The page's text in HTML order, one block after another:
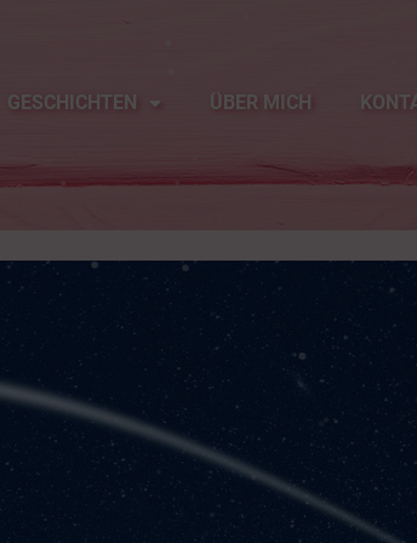
GESCHICHTEN ÜBER MICH